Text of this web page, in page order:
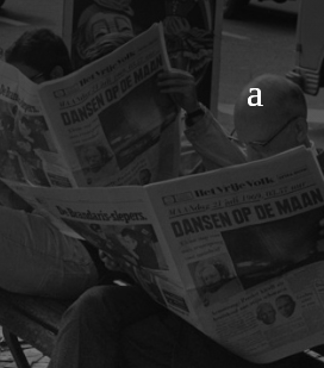
ACTUALITÉS
PARLE DE